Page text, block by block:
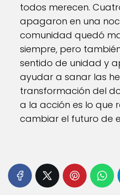
todos merecen.
apagaron en una
comunidad quedó
siempre, pero
sentido de unidad y
ayudar a sanar las
transformación del
a la acción es lo que
cambiar el futuro de